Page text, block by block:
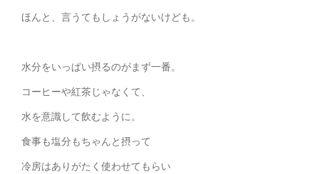
ほんと、言うてもしょうがないけども。
水分をいっぱい摂るのがまず一番。
コーヒーや紅茶じゃなくて、
水を意識して飲むように。
食事も塩分もちゃんと摂って
冷房はありがたく使わせてもらい